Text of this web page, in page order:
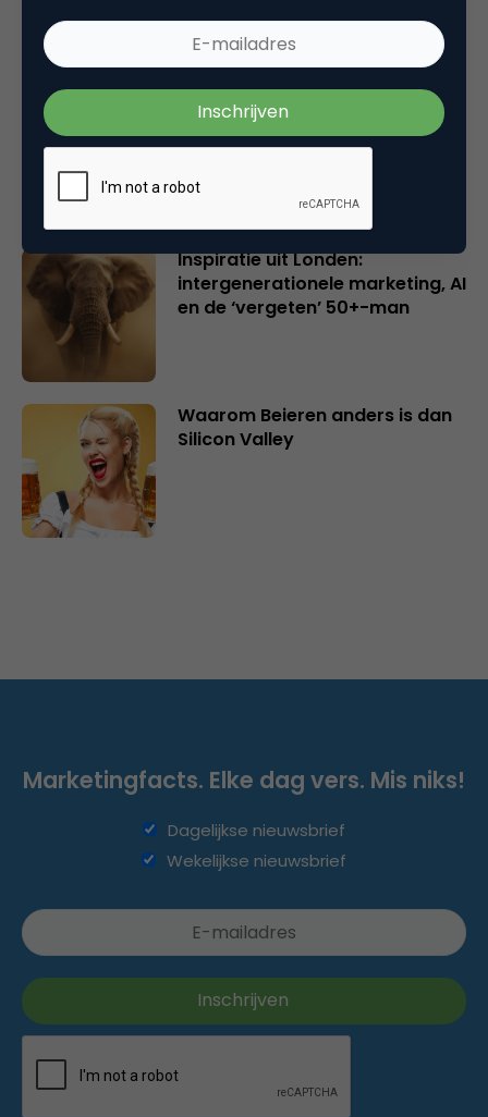
Creatieve sector als aanjager
van innovatie en ontsluiter en
verbinder van industrieën
belangrijker en urgenter dan
ooit
Inspiratie uit Londen:
intergenerationele marketing, AI
en de ‘vergeten’ 50+-man
Waarom Beieren anders is dan
Silicon Valley
Marketingfacts. Elke dag vers. Mis niks!
Dagelijkse nieuwsbrief
Wekelijkse nieuwsbrief